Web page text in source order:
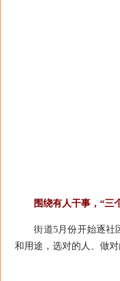
围绕有人干事，“三
街道5月份开始逐社区
和用途，选对的人、做